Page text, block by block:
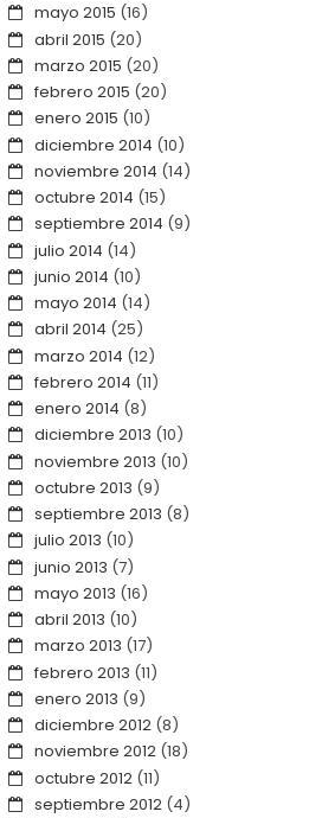
mayo 2015 (16)
abril 2015 (20)
marzo 2015 (20)
febrero 2015 (20)
enero 2015 (10)
diciembre 2014 (10)
noviembre 2014 (14)
octubre 2014 (15)
septiembre 2014 (9)
julio 2014 (14)
junio 2014 (10)
mayo 2014 (14)
abril 2014 (25)
marzo 2014 (12)
febrero 2014 (11)
enero 2014 (8)
diciembre 2013 (10)
noviembre 2013 (10)
octubre 2013 (9)
septiembre 2013 (8)
julio 2013 (10)
junio 2013 (7)
mayo 2013 (16)
abril 2013 (10)
marzo 2013 (17)
febrero 2013 (11)
enero 2013 (9)
diciembre 2012(8)
noviembre 2012(18)
octubre 2012(11)
septiembre 2012(4)